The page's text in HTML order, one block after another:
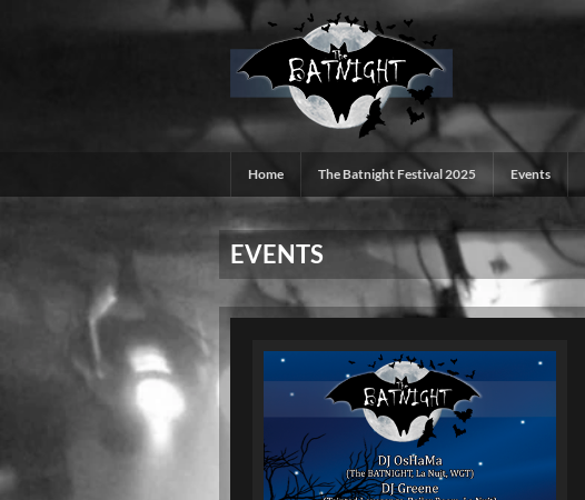
Home The Batnight Festival 2025 Events
EVENTS